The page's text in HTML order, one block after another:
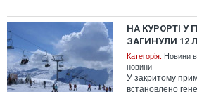
НА КУРОРТІ У
ЗАГИНУЛИ 12
Категорія: Новини в
новини
У закритому
встановлено